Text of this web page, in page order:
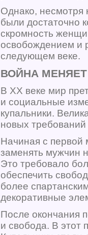
Однако, несмотря
были достаточно
скромность
освобождением и
следующем веке.
ВОЙНА
В XX веке мир
и социальные
купальники.
новых требований
Начиная с первой
заменять мужчин
Это требовало
обеспечить
более
декоративные
После окончания
и свобода. В этот